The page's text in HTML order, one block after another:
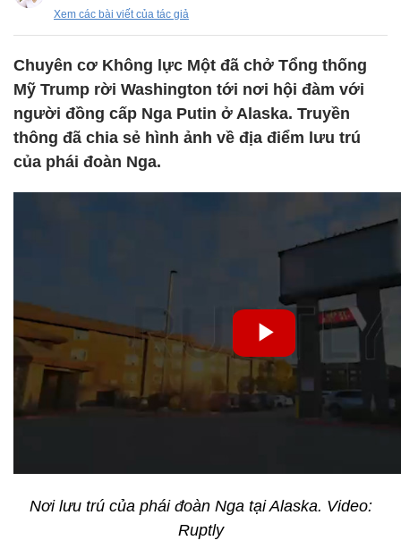
Xem các bài viết của tác giả
Chuyên cơ Không lực Một đã chở Tổng thống
Mỹ Trump rời Washington tới nơi hội đàm với
người đồng cấp Nga Putin ở Alaska. Truyền
thông đã chia sẻ hình ảnh về địa điểm lưu trú
của phái đoàn Nga.
Nơi lưu trú của phái đoàn Nga tại Alaska. Video:
Ruptly